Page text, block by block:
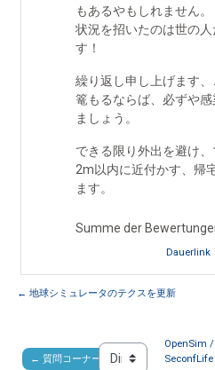
もあるやもしれません
状況を招いたのは世の
す！
繰り返し申し上げます
篭もるならば、必ずや
ましょう。
できる限り外出を避け
2m以内に近付かす、帰
ます。
Summe der
Dauerlink
← 地球シミュレータのテクスを更新
← 質問コーナー
Direkt zu:
OpenSim /
SeconfLife